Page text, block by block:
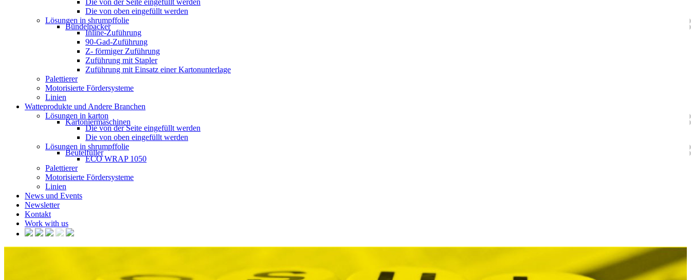
Die von der Seite eingefüllt werden
Die von oben eingefüllt werden
Lösungen in shrumpffolie
Bündelpacker
Inline-Zuführung
90-Gad-Zuführung
Z- förmiger Zuführung
Zuführung mit Stapler
Zuführung mit Einsatz einer Kartonunterlage
Palettierer
Motorisierte Fördersysteme
Linien
Watteprodukte und Andere Branchen
Lösungen in karton
Kartoniermaschinen
Die von der Seite eingefüllt werden
Die von oben eingefüllt werden
Lösungen in shrumpffolie
Beutelfüller
ECO WRAP 1050
Palettierer
Motorisierte Fördersysteme
Linien
News und Events
Newsletter
Kontakt
Work with us